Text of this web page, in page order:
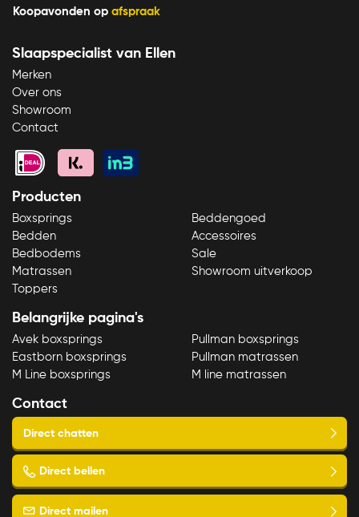
Koopavonden op afspraak
Slaapspecialist van Ellen
Merken
Over ons
Showroom
Contact
Producten
Boxsprings
Bedden
Bedbodems
Matrassen
Toppers
Beddengoed
Accessoires
Sale
Showroom uitverkoop
Belangrijke pagina's
Avek boxsprings
Eastborn boxsprings
M Line boxsprings
Pullman boxsprings
Pullman matrassen
M line matrassen
Contact